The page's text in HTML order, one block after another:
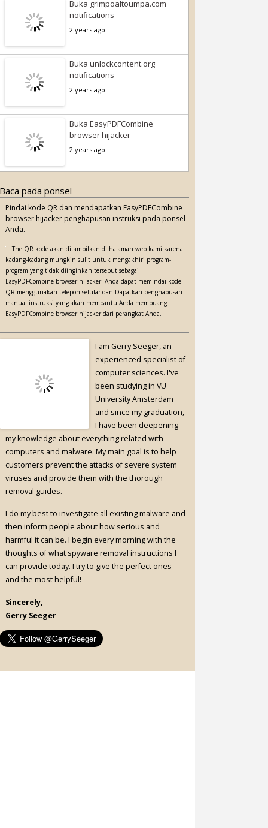
Buka grimpoaltoumpa.com
notifications
2 years ago.
Buka unlockcontent.org
notifications
2 years ago.
Buka EasyPDFCombine
browser hijacker
2 years ago.
Baca pada ponsel
Pindai kode QR dan mendapatkan EasyPDFCombine
browser hijacker penghapusan instruksi pada ponsel
Anda.
The QR kode akan ditampilkan di halaman web kami karena
kadang-kadang mungkin sulit untuk mengakhiri program-
program yang tidak diinginkan tersebut sebagai
EasyPDFCombine browser hijacker. Anda dapat memindai kode
QR menggunakan telepon selular dan Dapatkan penghapusan
manual instruksi yang akan membantu Anda membuang
EasyPDFCombine browser hijacker dari perangkat Anda.
I am Gerry Seeger, an
experienced specialist of
computer sciences. I've
been studying in VU
University Amsterdam
and since my graduation,
I have been deepening
my knowledge about everything related with
computers and malware. My main goal is to help
customers prevent the attacks of severe system
viruses and provide them with the thorough
removal guides.
I do my best to investigate all existing malware and
then inform people about how serious and
harmful it can be. I begin every morning with the
thoughts of what spyware removal instructions I
can provide today. I try to give the perfect ones
and the most helpful!
Sincerely,
Gerry Seeger